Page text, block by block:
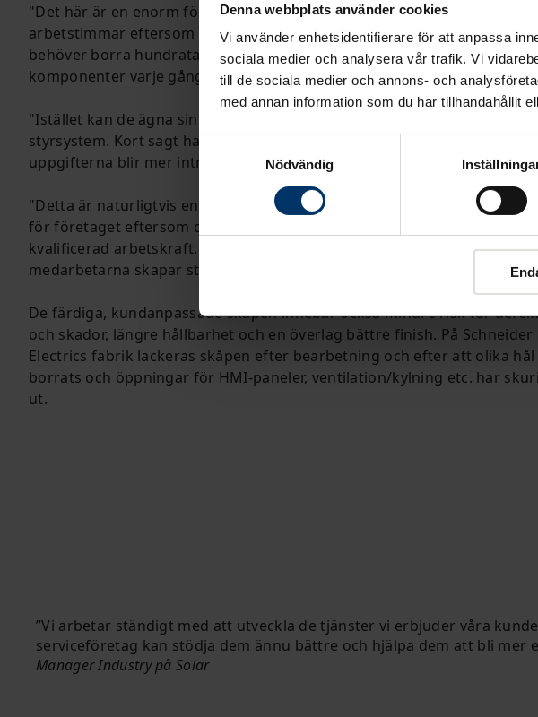
Denna webbplats använder cookies
Vi använder enhetsidentifierare för att anpassa
sociala medier och analysera vår trafik. Vi
till de sociala medier och annons- och
med annan information som du har tillhandahållit
Samtyckesval
Nödvändig
"Det här är en enorm fördel för oss. Först och främst sparar vi många
arbetstimmar eftersom våra elektriker eller automationslärlingar inte
behöver borra hundratals hål för DIN-skenor, kabelkanaler och olika
komponenter varje gång vi börjar med ett nytt skåp."
"Istället kan de ägna sin arbetstid åt att montera, dra kablar och bygga
styrsystem. Kort sagt har vi eliminerat en del av det triviala arbetet, så
uppgifterna blir mer intressanta och professionellt utmanande."
"Detta är naturligtvis en fördel för den enskilde medarbetaren, men
för företaget eftersom det gör det lättare för oss att attrahera och
kvalificerad arbetskraft. Dessutom kan vi använda resurserna där
medarbetarna skapar störst värde", säger Peter Mortensen.
De färdiga, kundanpassade skåpen innebär också mindre risk för
och skador, längre hållbarhet och en överlag bättre finish. På Schneider
Electrics fabrik lackeras skåpen efter bearbetning och efter att olika hål
borrats och öppningar för HMI-paneler, ventilation/kylning etc. har
ut.
Vi arbetar ständigt med att utveckla de tjänster vi erbjuder våra
serviceföretag kan stödja dem ännu bättre och hjälpa dem att bli
Manager Industry på Solar